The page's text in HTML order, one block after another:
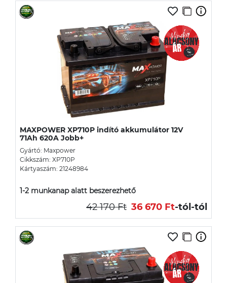
MAXPOWER XP710P indító akkumulátor 12V
71Ah 620A Jobb+
Gyártó: Maxpower
Cikkszám: XP710P
Kártyaszám: 21248984
1-2 munkanap alatt beszerezhető
42 170 Ft 36 670 Ft-tól-tól